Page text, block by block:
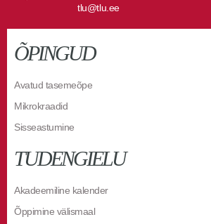
tlu@tlu.ee
ÕPINGUD
Avatud tasemeõpe
Mikrokraadid
Sisseastumine
TUDENGIELU
Akadeemiline kalender
Õppimine välismaal